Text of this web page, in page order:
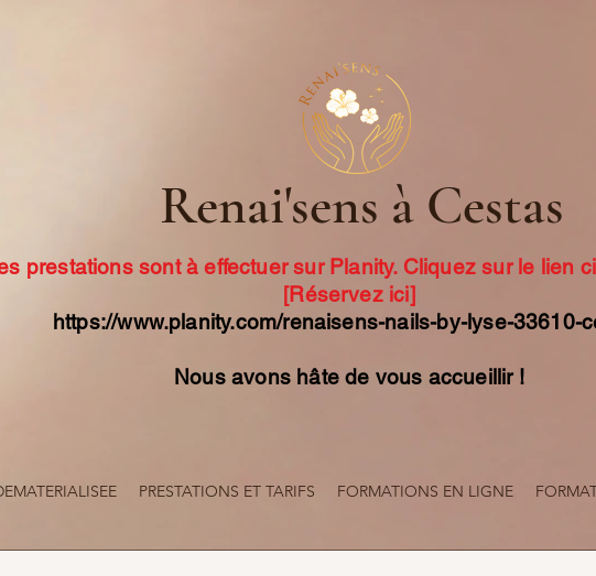
Renai'sens à Cestas
prestations sont à effectuer sur Planity. Cliquez sur le lien
[Réservez ici]
https://www.planity.com/renaisens-nails-by-lyse-33610-
Nous avons hâte de vous accueillir !
PRESTATIONS ET TARIFS FORMATIONS EN LIGNE